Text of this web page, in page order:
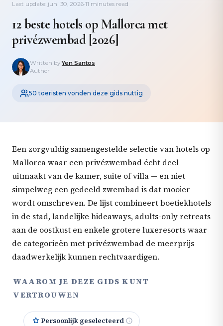
Last update: juni 30, 2026·11 minutes read
12 beste hotels op Mallorca met
privézwembad [2026]
Written byYen Santos
Author
50 toeristen vonden deze gids nuttig
Een zorgvuldig samengestelde selectie van hotels op
Mallorca waar een privézwembad écht deel
uitmaakt van de kamer, suite of villa — en niet
simpelweg een gedeeld zwembad is dat mooier
wordt omschreven. De lijst combineert boetiekhotels
in de stad, landelijke hideaways, adults-only retreats
aan de oostkust en enkele grotere luxeresorts waar
de categorieën met privézwembad de meerprijs
daadwerkelijk kunnen rechtvaardigen.
WAAROM JE DEZE GIDS KUNT
VERTROUWEN
Persoonlijk geselecteerd